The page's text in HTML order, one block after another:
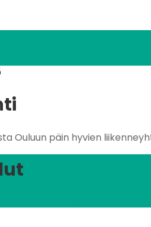
Ouluun päin hyvien